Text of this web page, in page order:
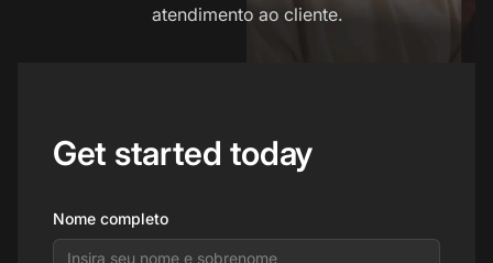
atendimento ao cliente.
Get started today
Nome completo